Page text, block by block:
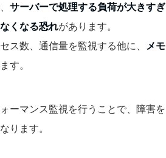
サーバーで処理する負荷が大きすぎ
くなる恐れがあります。
ス数、通信量を監視する他に、
メモ
す。
ーマンス監視を行うことで、障害を
ります。